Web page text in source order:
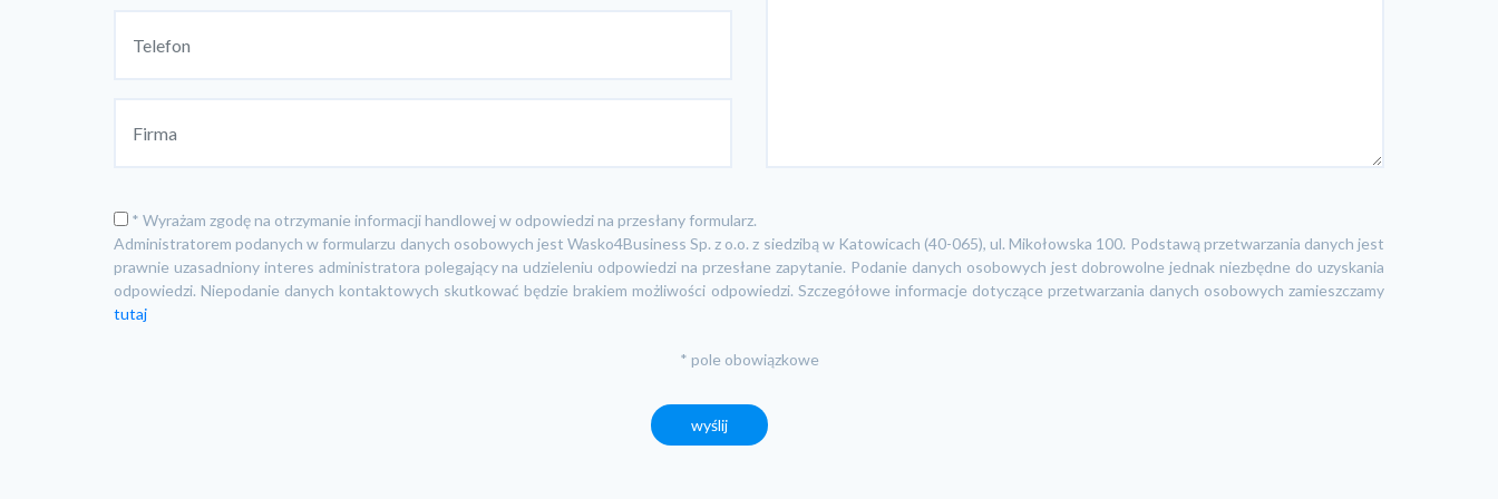
* Wyrażam zgodę na otrzymanie informacji handlowej w odpowiedzi na przesłany formularz.
Administratorem podanych w formularzu danych osobowych jest Wasko4Business Sp. z o.o. z siedzibą w Katowicach (40-065), ul. Mikołowska 100. Podstawą przetwarzania danych jest
prawnie uzasadniony interes administratora polegający na udzieleniu odpowiedzi na przesłane zapytanie. Podanie danych osobowych jest dobrowolne jednak niezbędne do uzyskania
odpowiedzi. Niepodanie danych kontaktowych skutkować będzie brakiem możliwości odpowiedzi. Szczegółowe informacje dotyczące przetwarzania danych osobowych zamieszczamy
tutaj
* pole obowiązkowe